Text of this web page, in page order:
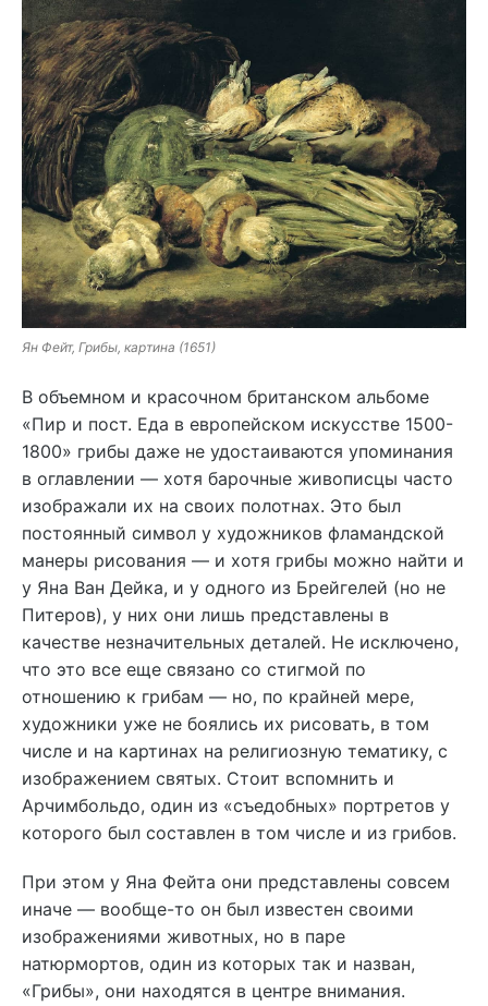
Ян Фейт, Грибы, картина (1651)
В объемном и красочном британском альбоме
«Пир и пост. Еда в европейском искусстве 1500-
1800» грибы даже не удостаиваются упоминания
в оглавлении — хотя барочные живописцы часто
изображали их на своих полотнах. Это был
постоянный символ у художников фламандской
манеры рисования — и хотя грибы можно найти и
у Яна Ван Дейка, и у одного из Брейгелей (но не
Питеров), у них они лишь представлены в
качестве незначительных деталей. Не исключено,
что это все еще связано со стигмой по
отношению к грибам — но, по крайней мере,
художники уже не боялись их рисовать, в том
числе и на картинах на религиозную тематику, с
изображением святых. Стоит вспомнить и
Арчимбольдо, один из «съедобных» портретов у
которого был составлен в том числе и из грибов.
При этом у Яна Фейта они представлены совсем
иначе — вообще-то он был известен своими
изображениями животных, но в паре
натюрмортов, один из которых так и назван,
«Грибы», они находятся в центре внимания.